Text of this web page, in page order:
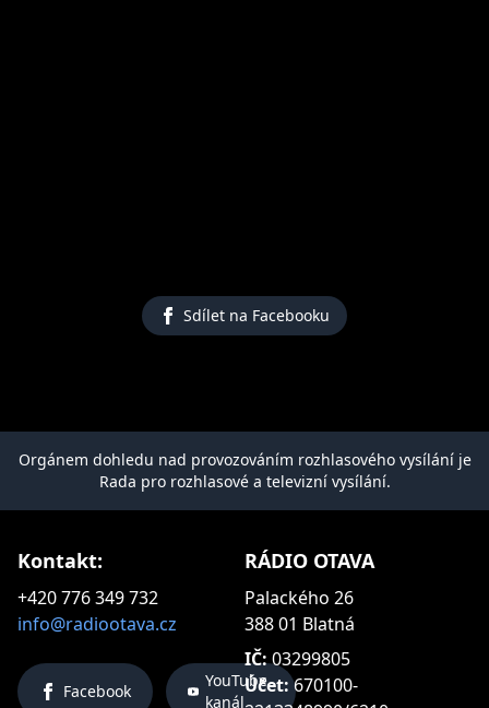
Sdílet na Facebooku
Orgánem dohledu nad provozováním rozhlasového vysílání je
Rada pro rozhlasové a televizní vysílání.
Kontakt:
+420 776 349 732
info@radiootava.cz
Facebook
YouTube
kanál
RÁDIO OTAVA
Palackého 26
388 01 Blatná
IČ:03299805
Účet:670100-